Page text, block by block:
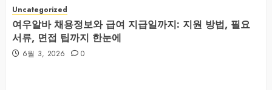
Uncategorized
여우알바 채용정보와 급여 지급일까지: 지원 방법, 필요
서류, 면접 팁까지 한눈에
6월 3, 2026 0